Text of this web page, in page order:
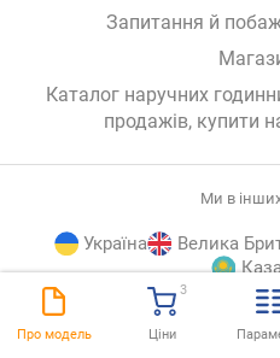
Про модель Ціни
3
Запитання й
Каталог наручних
продажів, купити
Ми в
Україна Велика
Katalog
© E-Katalog, 2026